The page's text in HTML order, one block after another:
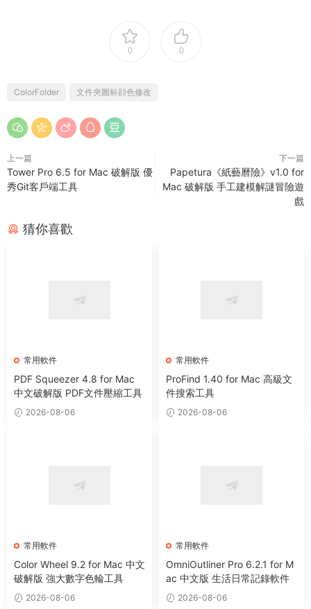
0 0
ColorFolder 文件夾圖标顔色修改
上一篇
Tower Pro 6.5 for Mac 破解版 優
秀Git客戶端工具
下一篇
Papetura《紙藝曆險》v1.0 for
Mac 破解版 手工建模解謎冒險遊
戲
猜你喜歡
常用軟件
PDF Squeezer 4.8 for Mac
中文破解版 PDF文件壓縮工具
2026-08-06
常用軟件
ProFind 1.40 for Mac 高級文
件搜索工具
2026-08-06
常用軟件
Color Wheel 9.2 for Mac 中文
破解版 強大數字色輪工具
2026-08-06
常用軟件
OmniOutliner Pro 6.2.1 for M
ac 中文版 生活日常記錄軟件
2026-08-06